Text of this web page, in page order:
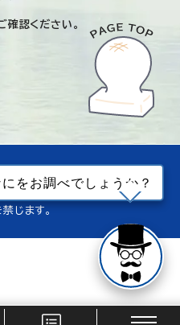
確認ください。
じます。